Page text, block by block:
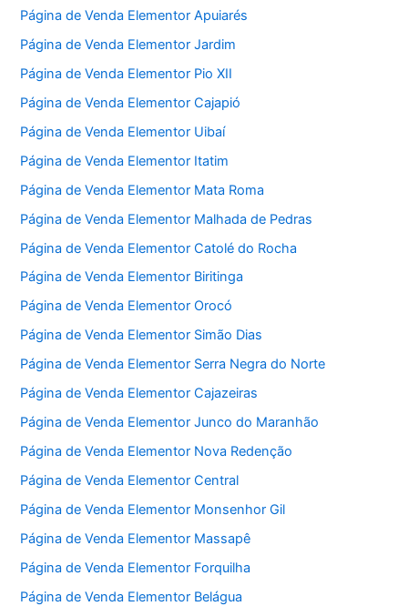
Página de Venda Elementor Apuiarés
Página de Venda Elementor Jardim
Página de Venda Elementor Pio XII
Página de Venda Elementor Cajapió
Página de Venda Elementor Uibaí
Página de Venda Elementor Itatim
Página de Venda Elementor Mata Roma
Página de Venda Elementor Malhada de Pedras
Página de Venda Elementor Catolé do Rocha
Página de Venda Elementor Biritinga
Página de Venda Elementor Orocó
Página de Venda Elementor Simão Dias
Página de Venda Elementor Serra Negra do Norte
Página de Venda Elementor Cajazeiras
Página de Venda Elementor Junco do Maranhão
Página de Venda Elementor Nova Redenção
Página de Venda Elementor Central
Página de Venda Elementor Monsenhor Gil
Página de Venda Elementor Massapê
Página de Venda Elementor Forquilha
Página de Venda Elementor Belágua